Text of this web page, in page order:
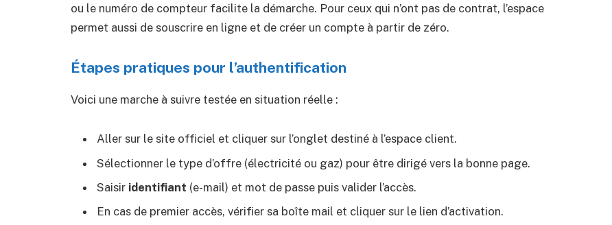
ou le numéro de compteur facilite la démarche. Pour ceux qui n’ont pas de contrat, l’espace
permet aussi de souscrire en ligne et de créer un compte à partir de zéro.
Étapes pratiques pour l’authentification
Voici une marche à suivre testée en situation réelle :
Aller sur le site officiel et cliquer sur l’onglet destiné à l’espace client.
Sélectionner le type d’offre (électricité ou gaz) pour être dirigé vers la bonne page.
Saisir identifiant (e-mail) et mot de passe puis valider l’accès.
En cas de premier accès, vérifier sa boîte mail et cliquer sur le lien d’activation.